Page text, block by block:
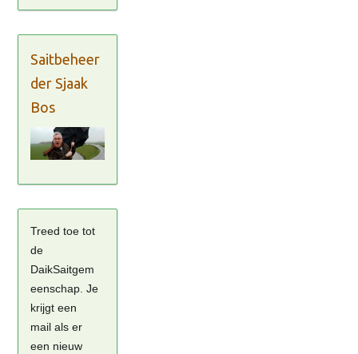
Saitbeheer
der Sjaak
Bos
Treed toe tot
de
DaikSaitgem
eenschap. Je
krijgt een
mail als er
een nieuw